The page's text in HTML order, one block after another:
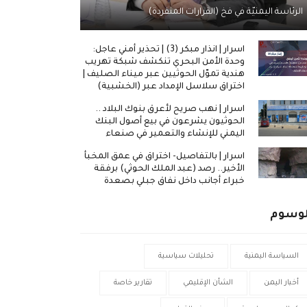
الرئاسة اليمنيّة في فخ (القرارات المنفردة)
اسرار | انذار مبكر (3) | تحذير أمني عاجل:
وحدة الأمن البحري تنكشف شبكة تهريب
هندية تموّل الحوثيين عبر ميناء الصليف |
اختراق سلاسل الإمداد عبر (الخشبية)
اسرار | نهب صريح لأعرق بنوك البلاد ..
الحوثيون يشرعون في بيع أصول البنك
اليمني للإنشاء والتعمير في صنعاء
اسرار | بالتفاصيل- اختراق في عمق المخبأ
الأخير.. رصد (عبد الملك الحوثي) برفقة
خبراء أجانب داخل نفاق جبلي بصعدة
السياسة اليمنية تحليلات سياسية
أخبار اليمن الشأن الإقليمي تقارير خاصة